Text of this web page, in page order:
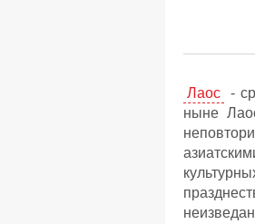
Лаос
-
ныне